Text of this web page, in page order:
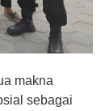
makna
sebagai